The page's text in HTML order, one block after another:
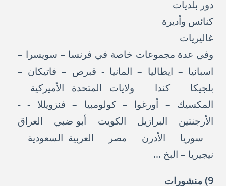
دور بلديات
كنائس وأديرة
غاليريات
وفي عدة مجموعات خاصة في فرنسا – سويسرا –
اسبانيا – ايطاليا – المانيا - قبرص – فاتيكان –
بلجيكا – كندا – ولايات المتحدة الأميركية –
المكسيك – أورغوا – كولومبيا – فنزويللا - -
الأرجنتين – البرازيل – الكويت – أبو ضبي – العراق
– سوريا – الأدرن – مصر – العربية السعودية –
نيجيريا – البخ ...
9) منشورات